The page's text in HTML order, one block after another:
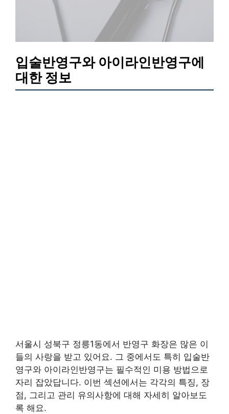
입술반영구와 아이라인반영구에
대한 정보
서울시 성북구 정릉1동에서 반영구 화장은 많은 이
들의 사랑을 받고 있어요. 그 중에서도 특히 입술반
영구와 아이라인반영구는 필수적인 미용 방법으로
자리 잡았답니다. 이번 섹션에서는 각각의 특징, 장
점, 그리고 관리 유의사항에 대해 자세히 알아보도
록 해요.